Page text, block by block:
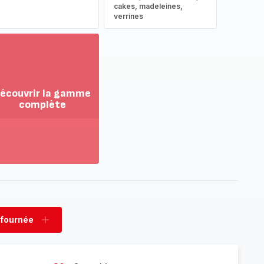
cakes, madeleines,
verrines
la gamme
complète
fournée
Ajouter